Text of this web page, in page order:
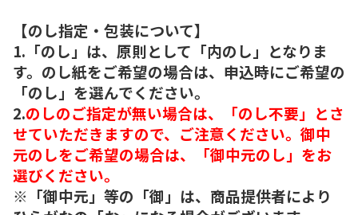
【のし指定・包装について】
1.「のし」は、原則として「内のし」となりま
す。のし紙をご希望の場合は、申込時にご希望の
「のし」を選んでください。
2.のしのご指定が無い場合は、「のし不要」とさ
せていただきますので、ご注意ください。御中
元のしをご希望の場合は、「御中元のし」をお
選びください。
※「御中元」等の「御」は、商品提供者により